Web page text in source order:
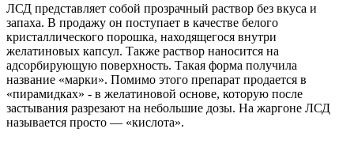
ЛСД представляет собой прозрачный раствор без вкуса и
запаха. В продажу он поступает в качестве белого
кристаллического порошка, находящегося внутри
желатиновых капсул. Также раствор наносится на
адсорбирующую поверхность. Такая форма получила
название «марки». Помимо этого препарат продается в
«пирамидках» - в желатиновой основе, которую после
застывания разрезают на небольшие дозы. На жаргоне ЛСД
называется просто — «кислота».